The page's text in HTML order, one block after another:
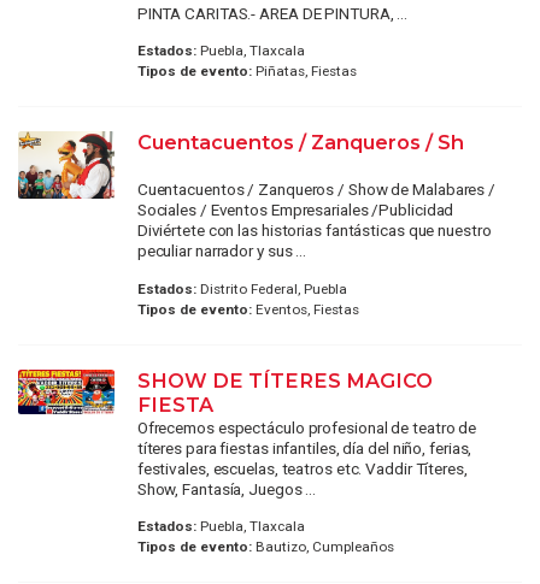
PINTA CARITAS.- AREA DE PINTURA, ...
Estados:Puebla, Tlaxcala
Tipos de evento:Piñatas, Fiestas
Cuentacuentos / Zanqueros / Sh
Cuentacuentos / Zanqueros / Show de Malabares /
Sociales / Eventos Empresariales /Publicidad
Diviértete con las historias fantásticas que nuestro
peculiar narrador y sus ...
Estados:Distrito Federal, Puebla
Tipos de evento:Eventos, Fiestas
SHOW DE TÍTERES MAGICO
FIESTA
Ofrecemos espectáculo profesional de teatro de
títeres para fiestas infantiles, día del niño, ferias,
festivales, escuelas, teatros etc. Vaddir Títeres,
Show, Fantasía, Juegos ...
Estados:Puebla, Tlaxcala
Tipos de evento:Bautizo, Cumpleaños